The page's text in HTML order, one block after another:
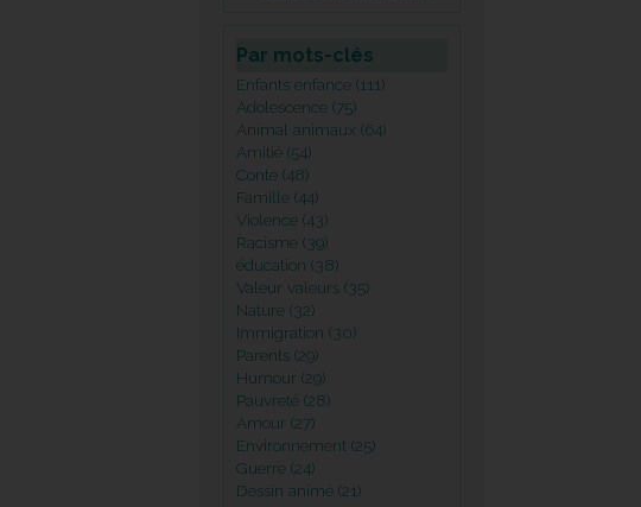
Par mots-clés
Enfants enfance (111)
Adolescence (75)
Animal animaux (64)
Amitié (54)
Conte (48)
Famille (44)
Violence (43)
Racisme (39)
éducation (38)
Valeur valeurs (35)
Nature (32)
Immigration (30)
Parents (29)
Humour (29)
Pauvreté (28)
Amour (27)
Environnement (25)
Guerre (24)
Dessin animé (21)